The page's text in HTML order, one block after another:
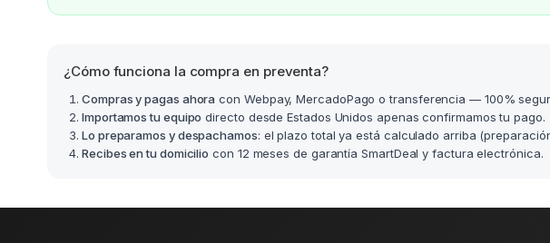
¿Cómo funciona la compra en preventa?
Compras y pagas ahora con Webpay, MercadoPago o transferencia — 100%
Importamos tu equipo directo desde Estados Unidos apenas confirmamos tu pago.
Lo preparamos y despachamos: el plazo total ya está calculado arriba
Recibes en tu domicilio con 12 meses de garantía SmartDeal y factura electrónica.